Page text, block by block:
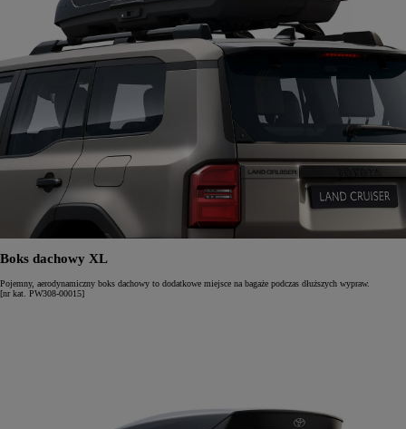
Boks dachowy XL
Pojemny, aerodynamiczny boks dachowy to dodatkowe miejsce na bagaże podczas dłuższych wypraw.
[nr kat. PW308-00015]